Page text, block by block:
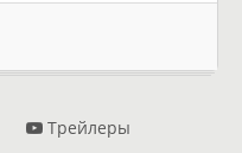
Трейлеры